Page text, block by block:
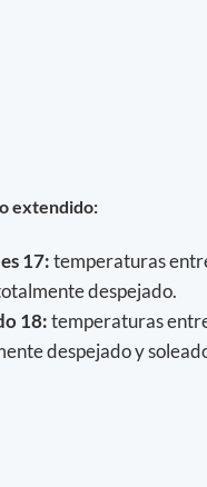
extendido:
17:temperaturas
despejado.
18:temperaturas
despejado y